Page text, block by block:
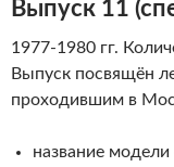
Выпуск 11
1977-1980 гг.
Выпуск посвящён
проходившим в
название